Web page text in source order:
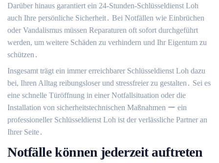
Darüber hinaus garantiert ein 24-Stunden-Schlüsseldienst Loh
auch Ihre persönliche Sicherheit․ Bei Notfällen wie Einbrüchen
oder Vandalismus müssen Reparaturen oft sofort durchgeführt
werden, um weitere Schäden zu verhindern und Ihr Eigentum zu
schützen․
Insgesamt trägt ein immer erreichbarer Schlüsseldienst Loh dazu
bei, Ihren Alltag reibungsloser und stressfreier zu gestalten․ Sei es
eine schnelle Türöffnung in einer Notfallsituation oder die
Installation von sicherheitstechnischen Maßnahmen ー ein
professioneller Schlüsseldienst Loh ist der verlässliche Partner an
Ihrer Seite․
Notfälle können jederzeit auftreten